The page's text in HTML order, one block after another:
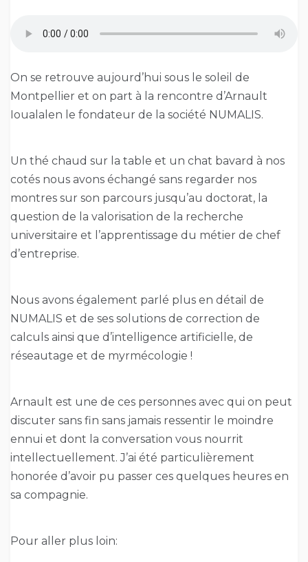
On se retrouve aujourd’hui sous le soleil de
Montpellier et on part à la rencontre d’Arnault
Ioualalen le fondateur de la société NUMALIS.
Un thé chaud sur la table et un chat bavard à nos
cotés nous avons échangé sans regarder nos
montres sur son parcours jusqu’au doctorat, la
question de la valorisation de la recherche
universitaire et l’apprentissage du métier de chef
d’entreprise.
Nous avons également parlé plus en détail de
NUMALIS et de ses solutions de correction de
calculs ainsi que d’intelligence artificielle, de
réseautage et de myrmécologie !
Arnault est une de ces personnes avec qui on peut
discuter sans fin sans jamais ressentir le moindre
ennui et dont la conversation vous nourrit
intellectuellement. J’ai été particulièrement
honorée d’avoir pu passer ces quelques heures en
sa compagnie.
Pour aller plus loin: